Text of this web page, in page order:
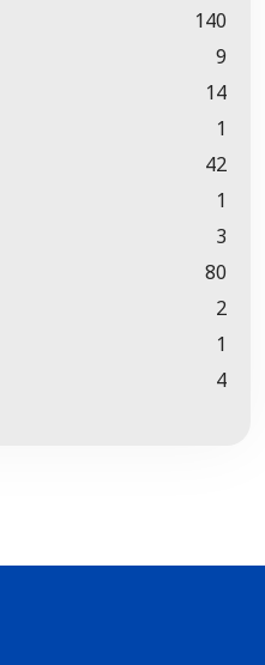
140
9
14
1
42
1
3
80
2
1
4